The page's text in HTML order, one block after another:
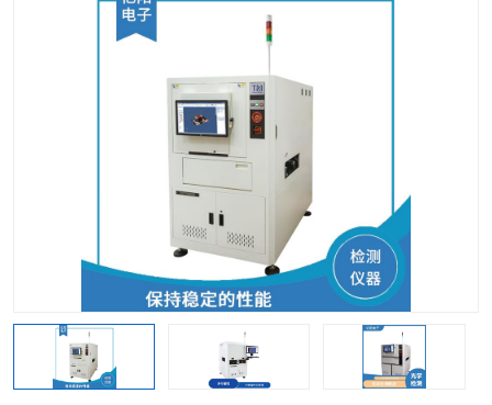
TR5001
自动光学检测TR7710 XS全自动高速贴片机